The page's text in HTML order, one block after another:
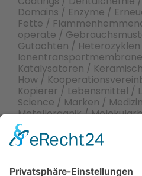
Domains / Enzyme /
Fette /
operate /
Gutachten /
Katalysatoren /
How /
Kopierer / Lebensmittel /
Science / Marken /
Metallorganik /
Molekularsiebe / Öle /
Pharmakologie /
Technik, Patente, Marken
Pharma /